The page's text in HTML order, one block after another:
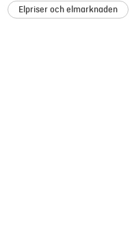
Elpriser och elmarknaden